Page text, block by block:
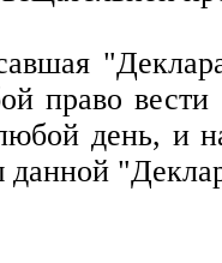
право
день, и
данной